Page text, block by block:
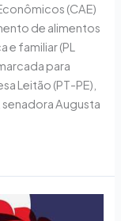
(CAE)
de alimentos
familiar (PL
para
Leitão (PT-PE),
Augusta